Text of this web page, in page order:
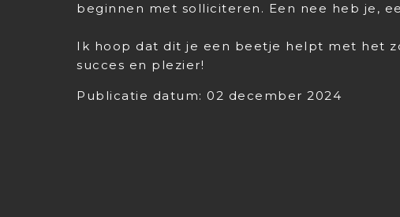
beginnen met solliciteren. Een nee heb je,
Ik hoop dat dit je een beetje helpt met het
succes en plezier!
Publicatie datum: 02 december 2024